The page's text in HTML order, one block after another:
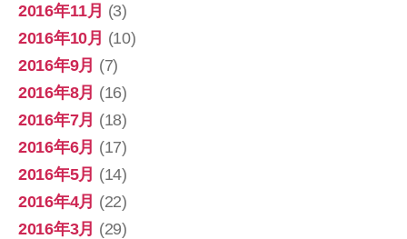
2016年11月 (3)
2016年10月 (10)
2016年9月 (7)
2016年8月 (16)
2016年7月 (18)
2016年6月 (17)
2016年5月 (14)
2016年4月 (22)
2016年3月 (29)